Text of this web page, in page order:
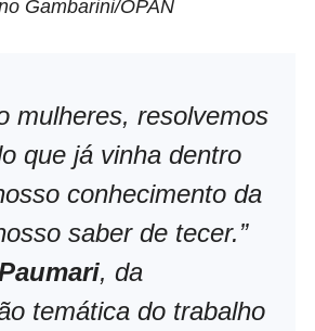
Gambarini/OPAN
mulheres, resolvemos
que já vinha dentro
conhecimento da
saber de tecer.”
, da
temática do trabalho